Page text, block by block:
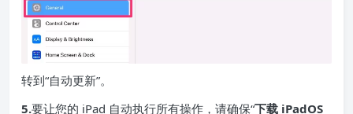
转到“自动更新”。
5.要让您的 iPad 自动执行所有操作，请确保“下载 iPadOS